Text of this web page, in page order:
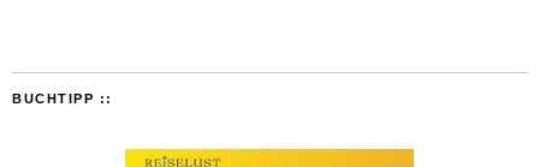
BUCHTIPP ::